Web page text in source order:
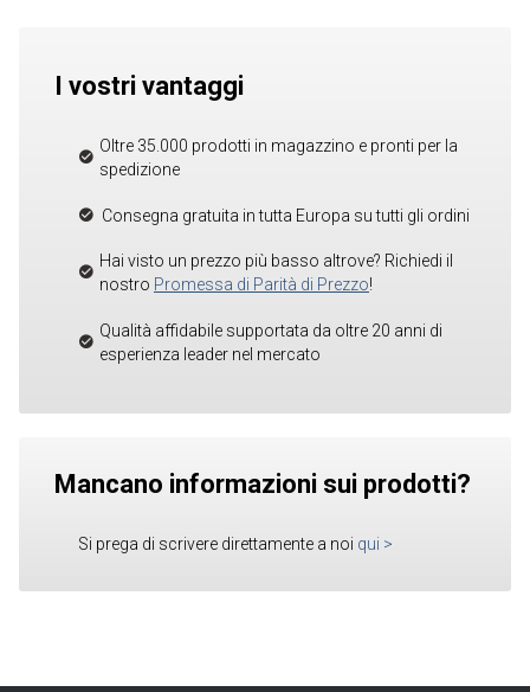
I vostri vantaggi
Oltre 35.000 prodotti in magazzino e pronti per la
spedizione
Consegna gratuita in tutta Europa su tutti gli ordini
Hai visto un prezzo più basso altrove? Richiedi il
nostro Promessa di Parità di Prezzo!
Qualità affidabile supportata da oltre 20 anni di
esperienza leader nel mercato
Mancano informazioni sui prodotti?
Si prega di scrivere direttamente a noi qui >